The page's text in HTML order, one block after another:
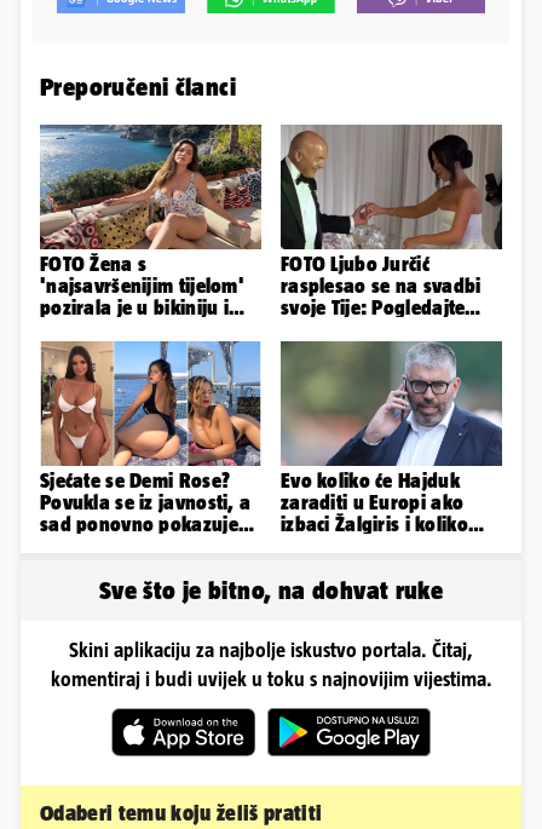
Preporučeni članci
FOTO Žena s
'najsavršenijim tijelom'
pozirala je u bikiniju i
obline...
FOTO Ljubo Jurčić
rasplesao se na svadbi
svoje Tije: Pogledajte
vjenčanje...
Sjećate se Demi Rose?
Povukla se iz javnosti, a
sad ponovno pokazuje
Evo koliko će Hajduk
zaraditi u Europi ako
izbaci Žalgiris i koliko
Sve što je bitno, na dohvat ruke
Skini aplikaciju za najbolje iskustvo portala. Čitaj,
komentiraj i budi uvijek u toku s najnovijim vijestima.
Odaberi temu koju želiš pratiti